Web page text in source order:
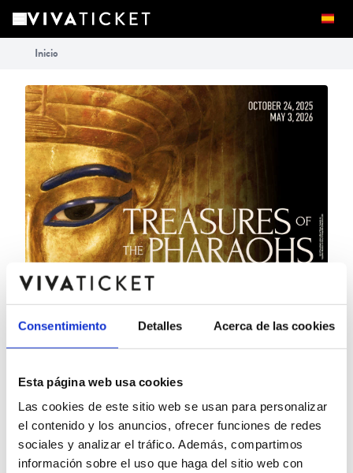
Consentimiento Detalles Acerca de las cookies
Esta página web usa cookies
Las cookies de este sitio web se usan para personalizar
el contenido y los anuncios, ofrecer funciones de redes
sociales y analizar el tráfico. Además, compartimos
información sobre el uso que haga del sitio web con
Inicio
TREASURES OF THE
PHARAOHS